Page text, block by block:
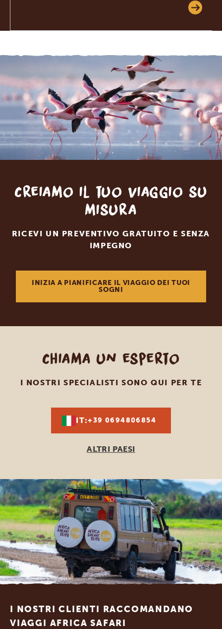
Creiamo il tuo viaggio su
misura
RICEVI UN PREVENTIVO GRATUITO E SENZA
IMPEGNO
INIZIA A PIANIFICARE IL VIAGGIO DEI TUOI
SOGNI
Chiama un esperto
I NOSTRI SPECIALISTI SONO QUI PER TE
IT:+39 0694806854
ALTRI PAESI
Footer
I NOSTRI CLIENTI RACCOMANDANO
VIAGGI AFRICA SAFARI